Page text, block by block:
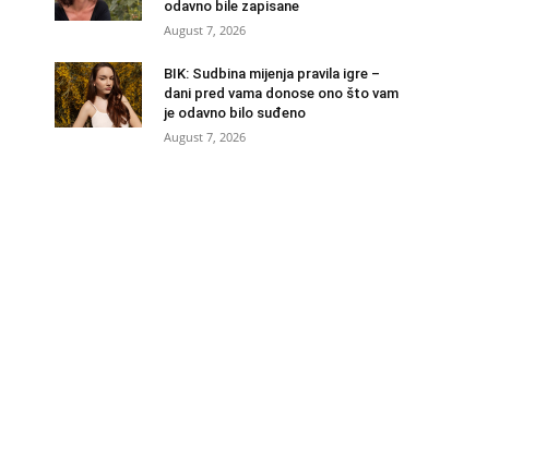
odavno bile zapisane
August 7, 2026
BIK: Sudbina mijenja pravila igre –
dani pred vama donose ono što vam
je odavno bilo suđeno
August 7, 2026